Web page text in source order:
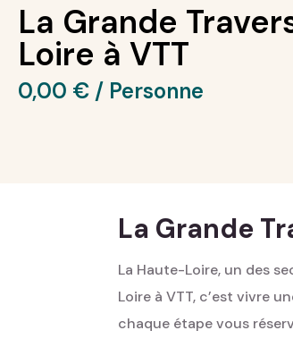
La Grande
Loire à VTT
0,00 €
La Grande
La Haute-Loire, un des
Loire à VTT, c’est vivre
chaque étape vous